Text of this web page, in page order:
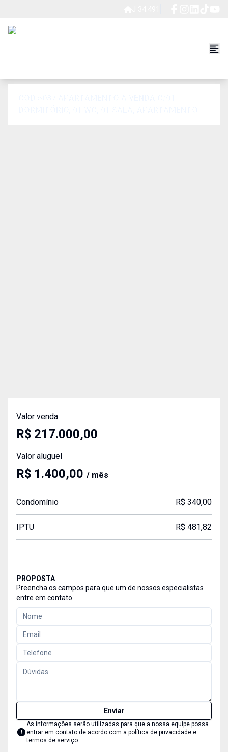
Valor venda
R$ 217.000,00
Valor aluguel
R$ 1.400,00 / mês
Condomínio R$ 340,00
IPTU R$ 481,82
PROPOSTA
Preencha os campos para que um de nossos especialistas
entre em contato
Enviar
As informações serão utilizadas para que a nossa equipe possa
entrar em contato de acordo com a política de privacidade e
termos de serviço